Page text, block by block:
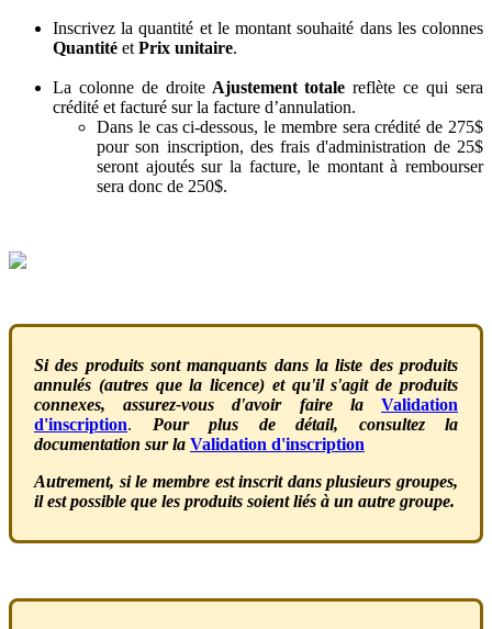
Inscrivez la quantité et le montant souhaité dans les colonnes
Quantité et Prix unitaire.
La colonne de droite Ajustement totale reflète ce qui sera
crédité et facturé sur la facture d’annulation.
Dans le cas ci-dessous, le membre sera crédité de 275$
pour son inscription, des frais d'administration de 25$
seront ajoutés sur la facture, le montant à rembourser
sera donc de 250$.
Si des produits sont manquants dans la liste des produits
annulés (autres que la licence) et qu'il s'agit de produits
connexes, assurez-vous d'avoir faire la
Validation
d'inscription. Pour plus de détail, consultez
la
documentation sur la Validation d'inscription
Autrement, si le membre est inscrit dans plusieurs groupes,
il est possible que les produits soient liés à un autre groupe.